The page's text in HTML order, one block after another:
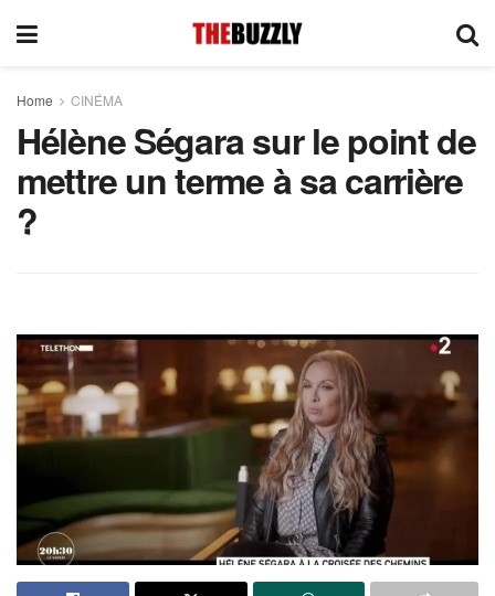
Home CINÉMA
Hélène Ségara sur le point de
mettre un terme à sa carrière
?